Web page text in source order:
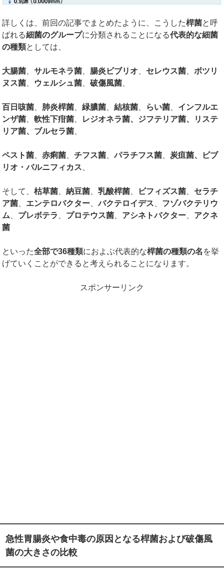
詳しくは、前回の記事でまとめたように、こうした桿菌と呼
ばれる細菌のグループに分類されることになる代表的な細菌
の種類としては、
大腸菌 、サルモネラ菌 腸炎ビブリオ セレウス菌 、ボツリ
ヌス菌
ウェルシュ菌 、破傷風菌
百日咳菌 肺炎桿菌 、緑膿菌 、結核菌 らい菌
インフルエ
ンザ菌 、軟性下疳菌
レジオネラ菌、ジフテリア菌、リステ
リア菌、ブルセラ菌
ペスト菌 、赤痢菌 、チフス菌 、パラチフス菌 、炭疽菌、ビブ
リオ・バルニフィカス
そして、枯草菌 、納豆菌 、乳酸桿菌 ビフィズス菌
セラチ
ア菌
エンテロバクター 、バクテロイデス
フゾバクテリウ
ム
プレボテラ プロテウス菌 アシネトバクター
アクネ
菌
といった全部で36種類におよぶ代表的な桿菌の種類の名 を挙
げていくことができると考えられることになります。
スポンサーリンク
急性胃腸炎や食中毒の原因となる桿菌および破傷風
菌の大きさの比較